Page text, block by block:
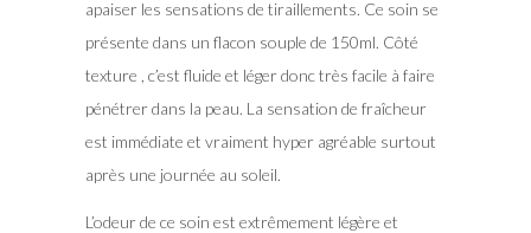
apaiser les sensations de tiraillements. Ce soin se
présente dans un flacon souple de 150ml. Côté
texture , c’est fluide et léger donc très facile à faire
pénétrer dans la peau. La sensation de fraîcheur
est immédiate et vraiment hyper agréable surtout
après une journée au soleil.
L’odeur de ce soin est extrêmement légère et